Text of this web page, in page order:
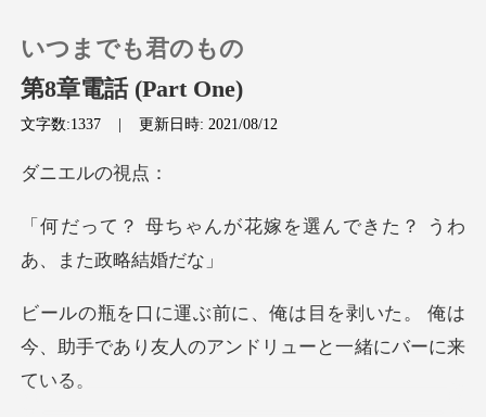
チャージ
ログアウトします
いつまでも君のもの
第8章電話 (Part One)
文字数:1337 |更新日時: 2021/08/12
エル
が花嫁を選んできた？
剥いた。 俺は
今、助手であり友人の